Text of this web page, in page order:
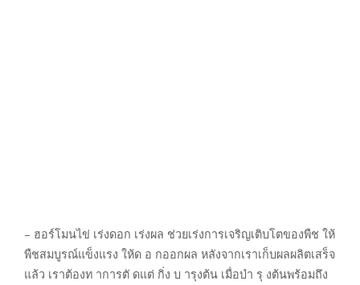
– ฮอร์โมนไข่ เร่งดอก เร่งผล ช่วยเร่งการเจริญเติบโตของพืช ให้
พืชสมบูรณ์แข็งแรง ให้ด อ กออกผล หลังจากเราเก็บผลผลิตเสร็จ
แล้ว เราต้องท าการตั ดแต่ กิ่ง บ ารุงต้น เมื่อบำ รุ งต้นพร้อมถึง